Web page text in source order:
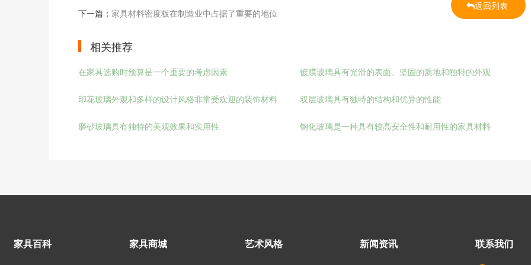
下一篇： 家具材料密度板在制造业中占据了重要的地位
返回列表
相关推荐
在家具选购时预算是一个重要的考虑因素 镀膜玻璃具有光滑的表面、坚固的质地和独特的外观
印花玻璃外观和多样的设计风格非常受欢迎的装饰材料 双层玻璃具有独特的结构和优异的性能
磨砂玻璃具有独特的美观效果和实用性 钢化玻璃是一种具有较高安全性和耐用性的家具材料
家具百科 家具商城 艺术风格 新闻资讯 联系我们